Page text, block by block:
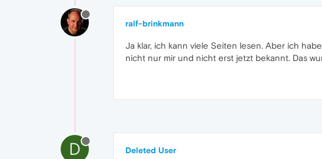
ralf-brinkmann
Ja klar, ich kann viele Seiten lesen. Aber ich
nicht nur mir und nicht erst jetzt bekannt. Das
D Deleted User